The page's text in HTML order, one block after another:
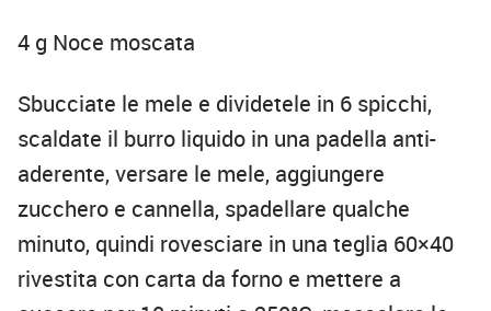
4 g Noce moscata
Sbucciate le mele e dividetele in 6 spicchi,
scaldate il burro liquido in una padella anti-
aderente, versare le mele, aggiungere
zucchero e cannella, spadellare qualche
minuto, quindi rovesciare in una teglia 60×40
rivestita con carta da forno e mettere a